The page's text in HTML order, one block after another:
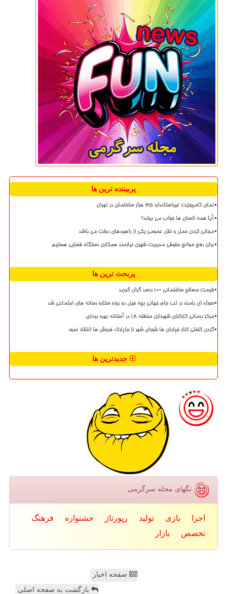
پربیننده ترین ها
نمای کامپوزیت غیراستاندارد ۳۵ هزار ساختمان در تهران
آیا همه انسان ها خواب می بینند؟
مجانی کردن حمل و نقل عمومی یکی از راهبردهای دولت می باشد
برای رفع موانع حقوقی مدیریت شهری نیازمند همکاری دستگاه قضایی هستیم
پربحث ترین ها
قیمت مصالح ساختمانی ۱۰۰ درصد گران گردید
سوژه ای بامزه در تب جام جهانی بچه فیل دو روزه ستاره رسانه های اجتماعی شد
مرکز درمانی کارکنان شهرداری منطقه ۱۸ در آستانه بهره برداری
گردن کلفتی کنار خیابان ها شورای شهر از جاپارک فروش ها انتقاد نمود
جدیدترین ها
تگهای مجله سرگرمی
اجرا بازی تولید رپورتاژ جشنواره
فرهنگ
تخصص
بازار
صفحه اخبار
بازگشت به صفحه اصلی